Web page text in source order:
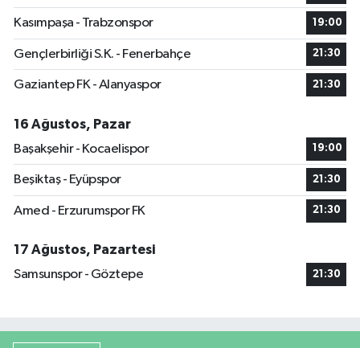
Kasımpaşa - Trabzonspor 19:00
Gençlerbirliği S.K. - Fenerbahçe 21:30
Gaziantep FK - Alanyaspor 21:30
16 Ağustos, Pazar
Başakşehir - Kocaelispor
19:00
Beşiktaş - Eyüpspor 21:30
Amed - Erzurumspor FK 21:30
17 Ağustos, Pazartesi
Samsunspor - Göztepe
21:30